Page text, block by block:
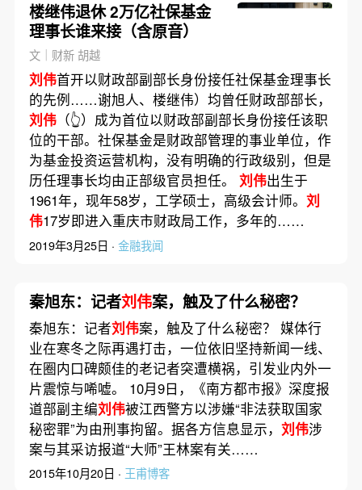
楼继伟退休 2万亿社保基金
理事长谁来接（含原音）
文｜财新 胡越
刘伟首开以财政部副部长身份接任社保基金理事长
的先例……谢旭人、楼继伟）均曾任财政部部长，
刘伟（👆）成为首位以财政部副部长身份接任该职
位的干部。社保基金是财政部管理的事业单位，作
为基金投资运营机构，没有明确的行政级别，但是
历任理事长均由正部级官员担任。 刘伟出生于
1961年，现年58岁，工学硕士，高级会计师。 刘
伟17岁即进入重庆市财政局工作，多年的……
2019年3月25日 · 金融我闻
秦旭东：记者刘伟案，触及了什么秘密？
秦旭东：记者刘伟案，触及了什么秘密？ 媒体行
业在寒冬之际再遇打击，一位依旧坚持新闻一线、
在圈内口碑颇佳的老记者突遭横祸，引发业内外一
片震惊与唏嘘。 10月9日，《南方都市报》深度报
道部副主编刘伟被江西警方以涉嫌“非法获取国家
秘密罪”为由刑事拘留。据各方信息显示， 刘伟涉
案与其采访报道“大师”王林案有关……
2015年10月20日 · 王甫博客